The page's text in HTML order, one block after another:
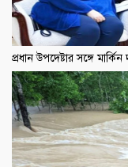
প্রধান উপদেষ্টার সঙ্গে